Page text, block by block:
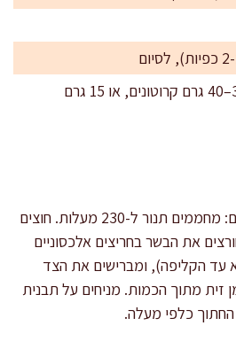
אופציונלי להגשה: 30–40 גרם קרוטונים, או 15 גרם
קולפים טעם מהחצילים: מחממים תנור ל-230 מעלות. חוצים
את הבשר בחריצים אלכסוניים
ס"מ (לא עד הקליפה), ומברישים את הצד
מ"ל שמן זית מתוך הכמות. מניחים על תבנית
החתוך כלפי מעלה.